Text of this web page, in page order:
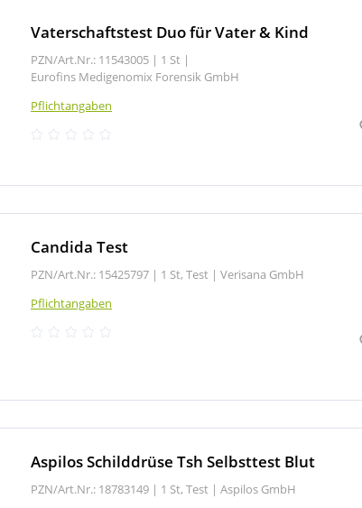
Vaterschaftstest Duo für Vater & Kind
PZN/Art.Nr.: 11543005 | 1 St |
Eurofins Medigenomix Forensik GmbH
Pflichtangaben
Candida Test
PZN/Art.Nr.: 15425797 | 1 St, Test | Verisana GmbH
Pflichtangaben
Aspilos Schilddrüse Tsh Selbsttest Blut
PZN/Art.Nr.: 18783149 | 1 St, Test | Aspilos GmbH